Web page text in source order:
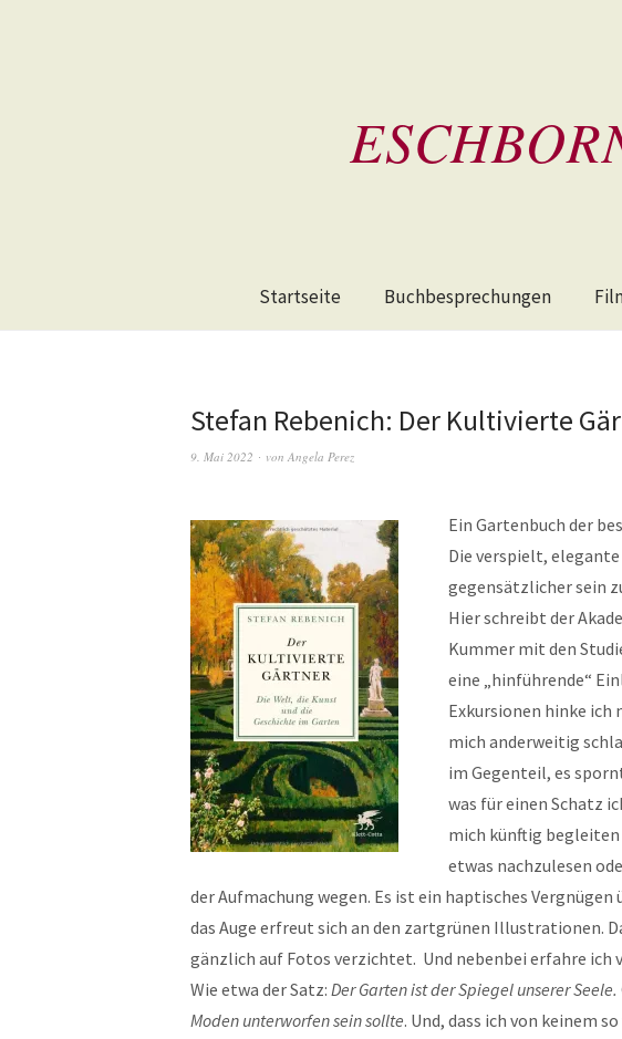
Startseite Buchbesprechungen
Stefan Rebenich: Der Kultivierte
9. Mai 2022 von Angela Perez
Ein Gartenbuch der
Die verspielt,
gegensätzlicher sein
Hier schreibt der
Kummer mit den
eine „hinführende“
Exkursionen hinke ich
mich anderweitig
im Gegenteil, es
was für einen Schatz
mich künftig
etwas nachzulesen
der Aufmachung wegen. Es ist ein haptisches
das Auge erfreut sich an den zartgrünen Illustrationen.
gänzlich auf Fotos verzichtet. Und nebenbei erfahre ich
Wie etwa der Satz: Der Garten ist der Spiegel unserer Seele.
Moden unterworfen sein sollte. Und, dass ich von keinem